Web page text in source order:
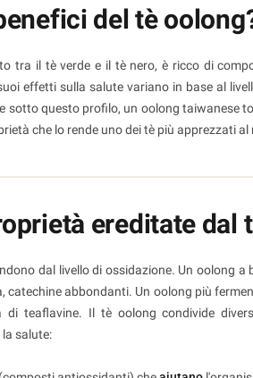
del tè
tra il tè verde e il tè nero, è ricco di
effetti sulla salute variano in base al
sotto questo profilo, un oolong taiwanese
che lo rende uno dei tè più apprezzati al
ereditate dal
dal livello di ossidazione. Un oolong
catechine abbondanti. Un oolong più
di teaflavine. Il tè oolong condivide
salute: